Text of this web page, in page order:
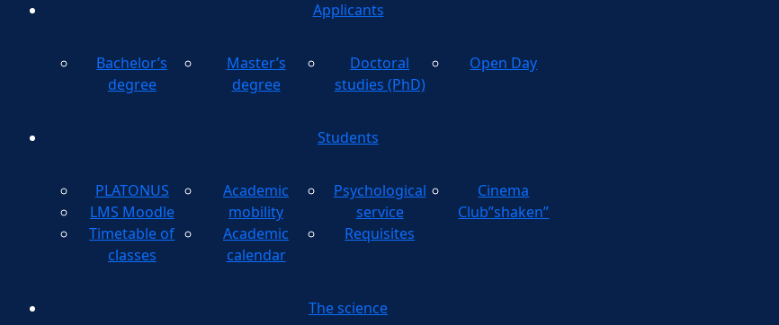
Applicants
Bachelor’s
degree
Master’s
degree
Doctoral
studies (PhD)
Open Day
Students
PLATONUS
LMS Moodle
Timetable of
classes
Academic
mobility
Academic
calendar
Psychological
service
Requisites
Cinema
Club”shaken”
The science